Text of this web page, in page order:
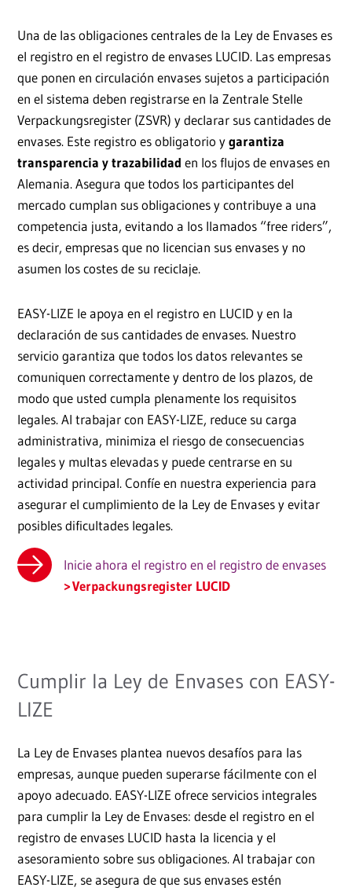
Una de las obligaciones centrales de la Ley de Envases es
el registro en el registro de envases LUCID. Las empresas
que ponen en circulación envases sujetos a participación
en el sistema deben registrarse en la Zentrale Stelle
Verpackungsregister (ZSVR) y declarar sus cantidades de
envases. Este registro es obligatorio ygarantiza
transparencia y trazabilidad en los flujos de envases en
Alemania. Asegura que todos los participantes del
mercado cumplan sus obligaciones y contribuye a una
competencia justa, evitando a los llamados “free riders”,
es decir, empresas que no licencian sus envases y no
asumen los costes de su reciclaje.
EASY-LIZE le apoya en el registro en LUCID y en la
declaración de sus cantidades de envases. Nuestro
servicio garantiza que todos los datos relevantes se
comuniquen correctamente y dentro de los plazos, de
modo que usted cumpla plenamente los requisitos
legales. Al trabajar con EASY-LIZE, reduce su carga
administrativa, minimiza el riesgo de consecuencias
legales y multas elevadas y puede centrarse en su
actividad principal. Confíe en nuestra experiencia para
asegurar el cumplimiento de la Ley de Envases y evitar
posibles dificultades legales.
Inicie ahora el registro en el registro de envases
Verpackungsregister LUCID
Cumplir la Ley de Envases con EASY-
LIZE
La Ley de Envases plantea nuevos desafíos para las
empresas, aunque pueden superarse fácilmente con el
apoyo adecuado. EASY-LIZE ofrece servicios integrales
para cumplir la Ley de Envases: desde el registro en el
registro de envases LUCID hasta la licencia y el
asesoramiento sobre sus obligaciones. Al trabajar con
EASY-LIZE, se asegura de que sus envases estén